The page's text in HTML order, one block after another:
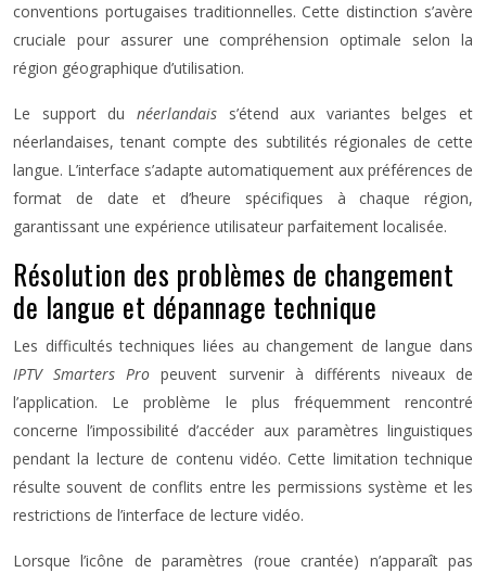
conventions portugaises traditionnelles. Cette distinction s’avère
cruciale pour assurer une compréhension optimale selon la
région géographique d’utilisation.
Le support du néerlandaiss’étend aux variantes belges et
néerlandaises, tenant compte des subtilités régionales de cette
langue. L’interface s’adapte automatiquement aux préférences de
format de date et d’heure spécifiques à chaque région,
garantissant une expérience utilisateur parfaitement localisée.
Résolution des problèmes de changement
de langue et dépannage technique
Les difficultés techniques liées au changement de langue dans
IPTV Smarters Pro peuvent survenir à différents niveaux de
l’application. Le problème le plus fréquemment rencontré
concerne l’impossibilité d’accéder aux paramètres linguistiques
pendant la lecture de contenu vidéo. Cette limitation technique
résulte souvent de conflits entre les permissions système et les
restrictions de l’interface de lecture vidéo.
Lorsque l’icône de paramètres (roue crantée) n’apparaît pas